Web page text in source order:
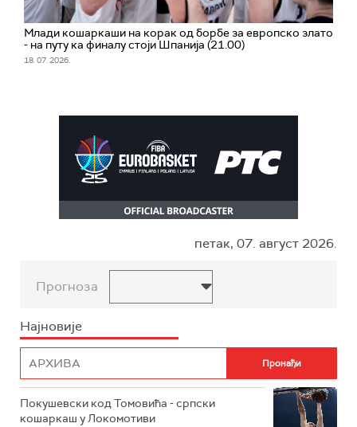
Млади кошаркаши на корак од борбе за европско злато
- на путу ка финалу стоји Шпанија (21.00)
18. 07. 2026.
петак, 07. август 2026.
Прогноза
Најновије
Покушевски код Томовића - српски
кошаркаш у Локомотиви